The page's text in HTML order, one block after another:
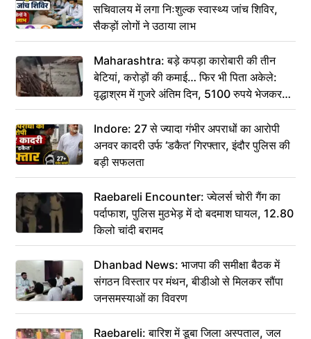
सचिवालय में लगा निःशुल्क स्वास्थ्य जांच शिविर,
सैकड़ों लोगों ने उठाया लाभ
Maharashtra: बड़े कपड़ा कारोबारी की तीन
बेटियां, करोड़ों की कमाई… फिर भी पिता अकेले:
वृद्धाश्रम में गुजरे अंतिम दिन, 5100 रुपये भेजकर
कहा– अंतिम संस्कार कर दीजिए हम नहीं आ पाएंगे
Indore: 27 से ज्यादा गंभीर अपराधों का आरोपी
अनवर कादरी उर्फ ‘डकैत’ गिरफ्तार, इंदौर पुलिस की
बड़ी सफलता
Raebareli Encounter: ज्वेलर्स चोरी गैंग का
पर्दाफाश, पुलिस मुठभेड़ में दो बदमाश घायल, 12.80
किलो चांदी बरामद
Dhanbad News: भाजपा की समीक्षा बैठक में
संगठन विस्तार पर मंथन, बीडीओ से मिलकर सौंपा
जनसमस्याओं का विवरण
Raebareli: बारिश में डूबा जिला अस्पताल, जल